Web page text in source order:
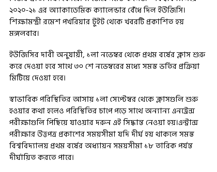
২০২০-২১ এর অ্যাকাডেমিক ক্যালেন্ডার বেঁধে দিল ইউজিসি।
শিক্ষামন্ত্রী রমেশ পখরিয়ার টুইট থেকে খবরটি প্রকাশিত হয়
মঙ্গলবার।
ইউজিসির দাবী অনুযায়ী, ১লা নভেম্বর থেকে প্রথম বর্ষের ক্লাস শুরু
করে দেওয়া হবে সাথে ৩০ শে নভেম্বরের মধ্যে সমস্ত ভর্তির প্রক্রিয়া
মিটিয়ে দেওয়া হবে।
স্বাভাবিক পরিস্থিতির আসায় ১লা সেপ্টেম্বর থেকে ক্লাসগুলি শুরু
হওয়ার কথা হলেও পরিস্থিতির চাপে পড়ে সাথে অন্যান্য এনট্রেন্স
পরীক্ষাগুলি পিছিয়ে যাওয়ার দরুন এই সিদ্ধান্ত নেওয়া হয়।এন্ট্রান্স
পরীক্ষার উত্তপত্র প্রকাশের সময়সীমা যদি দীর্ঘ হয় থাকলে সমস্ত
বিশ্ববিদ্যালয় প্রথম বর্ষের অধ্যায়ন সময়সীমা ১৮ তারিক পর্যন্ত
দীর্ঘায়িত করতে পারে।